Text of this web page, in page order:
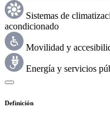
Sistemas de
acondicionado
Movilidad y
Energía y servicios
Definición